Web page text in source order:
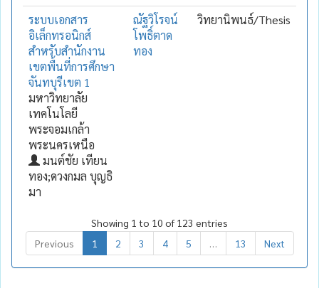
ระบบเอกสาร
อิเล็กทรอนิกส์
สำหรับสำนักงาน
เขตพื้นที่การศึกษา
จันทบุรีเขต 1
มหาวิทยาลัย
เทคโนโลยี
พระจอมเกล้า
พระนครเหนือ
มนต์ชัย เทียน
ทอง;ดวงกมล บุญธิ
มา
ณัฐวิโรจน์
โพธิ์ตาด
ทอง
วิทยานิพนธ์/Thesis
Showing 1 to 10 of 123 entries
Previous
1 2 3 4 5 13 Next